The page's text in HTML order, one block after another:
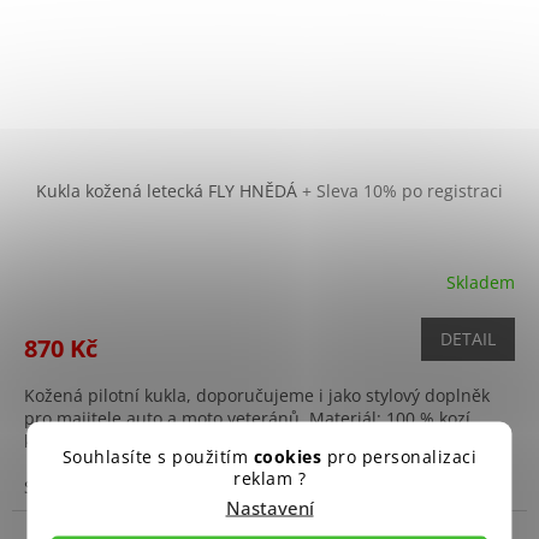
Souhlasíte s použitím cookies pro personalizaci
reklam ?
Nastavení
Kukla kožená letecká FLY HNĚDÁ + Sleva 10% po registraci
Skladem
870 Kč DETAIL
Kožená pilotní kukla, doporučujeme i jako stylový doplněk
pro majitele auto a moto veteránů. Materiál: 100 % kozí
kůže, podšívka: 100 % bavlna.
S
3XL